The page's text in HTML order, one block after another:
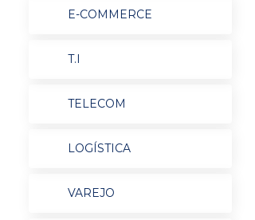
E-COMMERCE
T.I
TELECOM
LOGÍSTICA
VAREJO